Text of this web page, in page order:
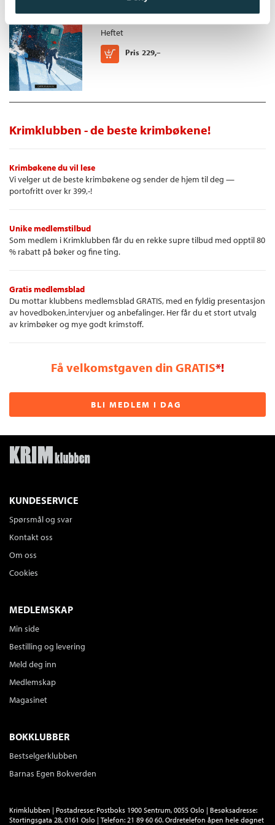
Hans Olav Lahlum har skrevet en ny tankevekkende og
spennende krim fra vår nære historie, hvor EEC-kamp og
spionasje er ispedd personlig lidenskap og intriger. En ekte
Lahlum-krim!
K2 og Patricia /Hans Olav Lahlum
Heftet
Pris 229,–
Kjøp
Krimklubben - de beste krimbøkene!
Krimbøkene du vil lese
Vi velger ut de beste krimbøkene og sender de hjem til deg —
portofritt over kr 399,-!
Unike medlemstilbud
Som medlem i Krimklubben får du en rekke supre tilbud med opptil 80
% rabatt på bøker og fine ting.
Gratis medlemsblad
Du mottar klubbens medlemsblad GRATIS, med en fyldig presentasjon
av hovedboken,intervjuer og anbefalinger. Her får du et stort utvalg
av krimbøker og mye godt krimstoff.
Få velkomstgaven din GRATIS*!
BLI MEDLEM I DAG
KUNDESERVICE
Spørsmål og svar
Kontakt oss
Om oss
Cookies
MEDLEMSKAP
Min side
Bestilling og levering
Meld deg inn
Medlemskap
Magasinet
BOKKLUBBER
Bestselgerklubben
Barnas Egen Bokverden
Krimklubben | Postadresse: Postboks 1900 Sentrum, 0055 Oslo | Besøksadresse:
Stortingsgata 28, 0161 Oslo | Telefon: 21 89 60 60. Ordretelefon åpen hele døgnet